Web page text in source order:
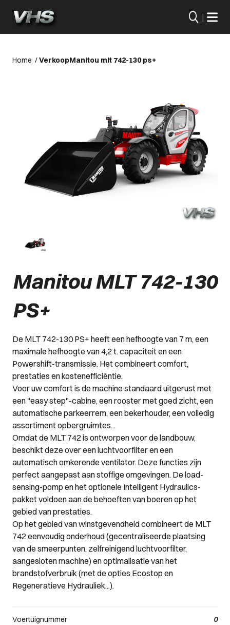
|
Home /VerkoopManitou mlt 742-130 ps+
Manitou MLT 742-130
PS+
De MLT 742-130 PS+ heeft een hefhoogte van 7 m, een
maximale hefhoogte van 4,2 t. capaciteit en een
Powershift-transmissie. Het combineert comfort,
prestaties en kostenefficiëntie.
Voor uw comfort is de machine standaard uitgerust met
een "easy step"-cabine, een rooster met goed zicht, een
automatische parkeerrem, een bekerhouder, een volledig
assortiment opbergruimtes...
Omdat de MLT 742 is ontworpen voor de landbouw,
beschikt deze over een luchtvoorfilter en een
automatisch omkerende ventilator. Deze functies zijn
perfect aangepast aan stoffige omgevingen. De load-
sensing-pomp en het optionele Intelligent Hydraulics-
pakket voldoen aan de behoeften van boeren op het
gebied van prestaties.
Op het gebied van winstgevendheid combineert de MLT
742 eenvoudig onderhoud (gecentraliseerde plaatsing
van de smeerpunten, zelfreinigend luchtvoorfilter,
aangesloten machine) en optimalisatie van het
brandstofverbruik (met de opties Ecostop en
Regeneratieve Hydrauliek...).
Voertuignummer
0